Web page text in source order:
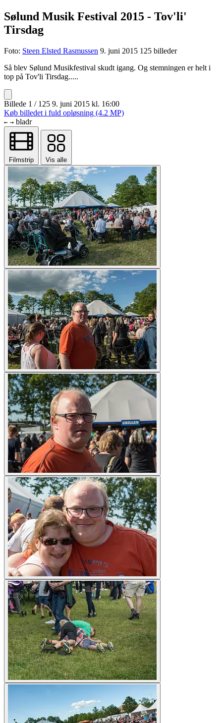
Sølund Musik Festival 2015 - Tov'li'
Tirsdag
Foto: Steen Elsted Rasmussen 9. juni 2015 125 billeder
Så blev Sølund Musikfestival skudt igang. Og stemningen er helt i
top på Tov'li Tirsdag.....
Billede 1 / 125 9. juni 2015 kl. 16:00
Køb billedet i fuld opløsning (4.2 MP)
← → bladr
Filmstrip Vis alle